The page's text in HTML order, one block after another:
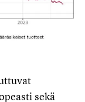
sekä